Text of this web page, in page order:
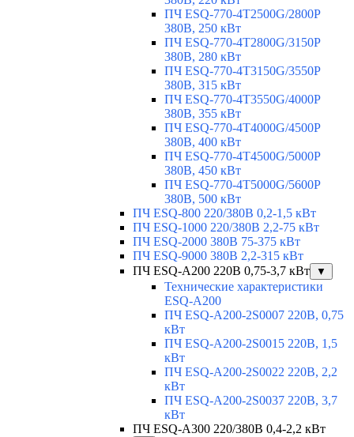
ПЧ ESQ-770-4T2500G/2800P
380В, 250 кВт
ПЧ ESQ-770-4T2800G/3150P
380В, 280 кВт
ПЧ ESQ-770-4T3150G/3550P
380В, 315 кВт
ПЧ ESQ-770-4T3550G/4000P
380В, 355 кВт
ПЧ ESQ-770-4T4000G/4500P
380В, 400 кВт
ПЧ ESQ-770-4T4500G/5000P
380В, 450 кВт
ПЧ ESQ-770-4T5000G/5600P
380В, 500 кВт
ПЧ ESQ-800 220/380В 0,2-1,5 кВт
ПЧ ESQ-1000 220/380В 2,2-75 кВт
ПЧ ESQ-2000 380В 75-375 кВт
ПЧ ESQ-9000 380В 2,2-315 кВт
ПЧ ESQ-A200 220В 0,75-3,7 кВт
▼
Технические характеристики
ESQ-A200
ПЧ ESQ-A200-2S0007 220В, 0,75
кВт
ПЧ ESQ-A200-2S0015 220В, 1,5
кВт
ПЧ ESQ-A200-2S0022 220В, 2,2
кВт
ПЧ ESQ-A200-2S0037 220В, 3,7
кВт
ПЧ ESQ-A300 220/380В 0,4-2,2 кВт